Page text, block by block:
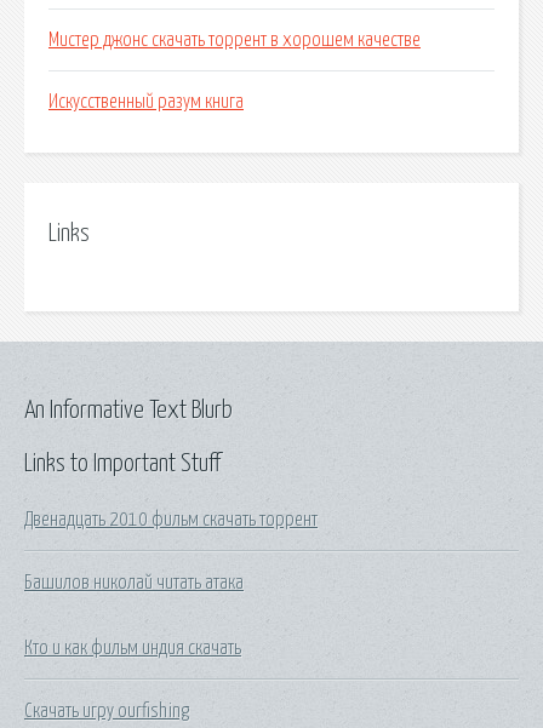
Мистер джонс скачать торрент в хорошем качестве
Искусственный разум книга
Links
Links to Important Stuff
Двенадцать 2010 фильм скачать торрент
Башилов николай читать атака
Кто и как фильм индия скачать
Скачать игру ourfishing
An Informative Text Blurb